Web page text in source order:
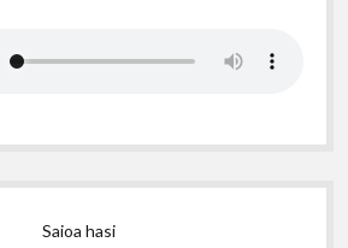
Saioa hasi